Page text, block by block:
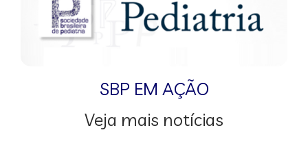
SBP EM AÇÃO
Veja mais notícias